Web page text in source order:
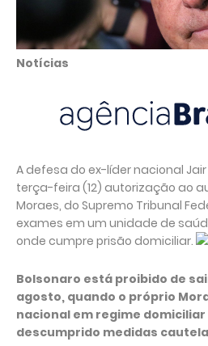
Notícias
A defesa do ex-líder nacional
terça-feira (12) autorização ao
Moraes, do Supremo Tribunal
exames em um unidade de
onde cumpre prisão domiciliar.
Bolsonaro está proibido de
agosto, quando o próprio
nacional em regime
descumprido medidas